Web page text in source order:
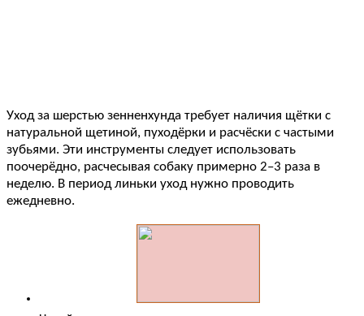
Уход за шерстью зенненхунда требует наличия щётки с
натуральной щетиной, пуходёрки и расчёски с частыми
зубьями. Эти инструменты следует использовать
поочерёдно, расчесывая собаку примерно 2–3 раза в
неделю. В период линьки уход нужно проводить
ежедневно.